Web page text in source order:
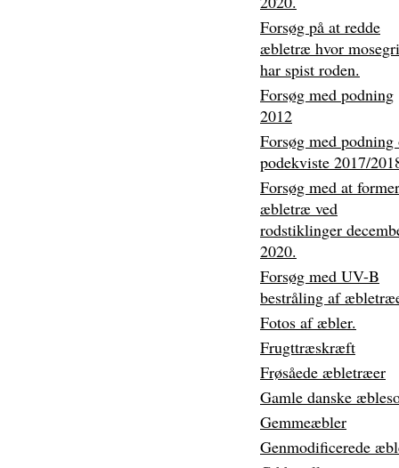
Forsøg på at redde
æbletræ hvor
har spist roden.
Forsøg med podning
2012
Forsøg med podning
podekviste 2017/
Forsøg med at
æbletræ ved
rodstiklinger
2020.
Forsøg med UV-B
bestråling af
Fotos af æbler.
Frugttræskræft
Frøsåede æbletræer
Gamle danske
Gemmeæbler
Genmodificerede